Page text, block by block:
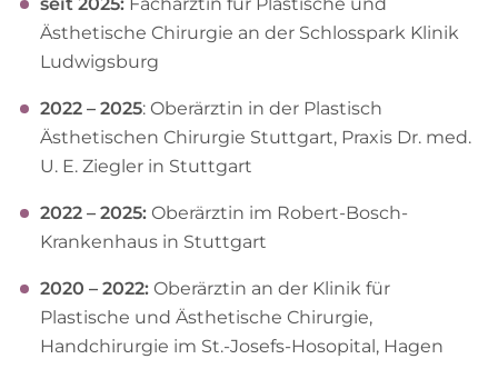
Ästhetische Chirurgie an der Schlosspark Klinik
Ludwigsburg
2022 – 2025: Oberärztin in der Plastisch
Ästhetischen Chirurgie Stuttgart, Praxis Dr. med.
U. E. Ziegler in Stuttgart
2022 – 2025: Oberärztin im Robert-Bosch-
Krankenhaus in Stuttgart
2020 – 2022: Oberärztin an der Klinik für
Plastische und Ästhetische Chirurgie,
Handchirurgie im St.-Josefs-Hosopital, Hagen